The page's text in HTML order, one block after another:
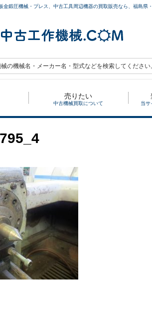
金鍛圧機械・プレス、中古工具周辺機器の買取販売なら、福島
売りたい
中古機械買取について 当サ